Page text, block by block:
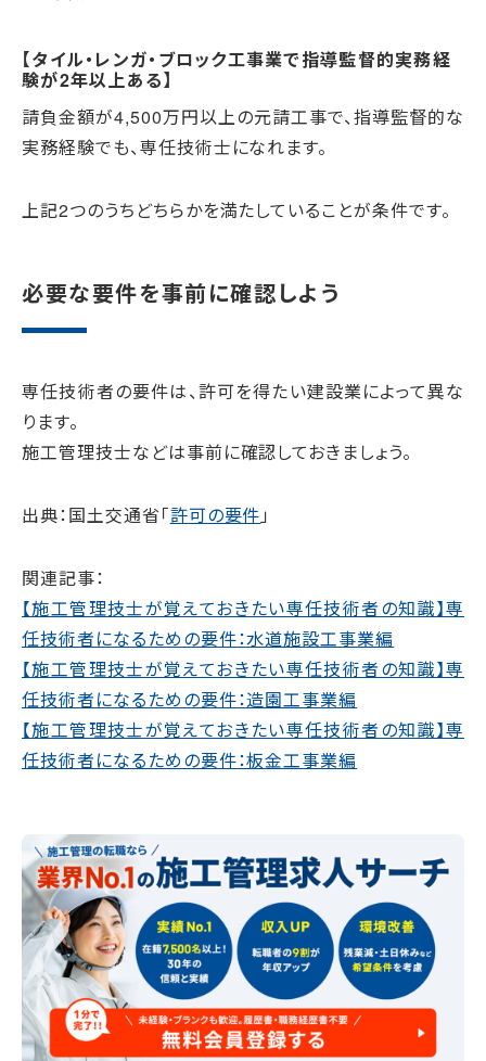
【タイル・レンガ・ブロック工事業で指導監督的実務経
験が2年以上ある】
請負金額が4,500万円以上の元請工事で、指導監督的な
実務経験でも、専任技術士になれます。
上記2つのうちどちらかを満たしていることが条件です。
必要な要件を事前に確認しよう
専任技術者の要件は、許可を得たい建設業によって異な
ります。
施工管理技士などは事前に確認しておきましょう。
出典：国土交通省「許可の要件 」
関連記事：
【施工管理技士が覚えておきたい専任技術者の知識】専
任技術者になるための要件：水道施設工事業編
【施工管理技士が覚えておきたい専任技術者の知識】専
任技術者になるための要件：造園工事業編
【施工管理技士が覚えておきたい専任技術者の知識】専
任技術者になるための要件：板金工事業編